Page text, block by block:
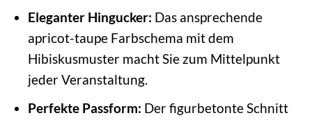
Eleganter Hingucker: Das ansprechende
apricot-taupe Farbschema mit dem
Hibiskusmuster macht Sie zum Mittelpunkt
jeder Veranstaltung.
Perfekte Passform: Der figurbetonte Schnitt